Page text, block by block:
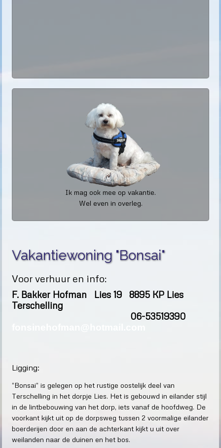
Ik mag ook mee op vakantie.
Wel even in overleg.
Vakantiewoning "Bonsai"
Voor verhuur en info:
F. Bakker Hofman Lies 19 8895 KP Lies
Terschelling
06-53519390
Ligging:
“Bonsai” is gelegen op het rustige oostelijk deel van
Terschelling in het dorpje Lies. Het is gebouwd in eilander stijl
in de lintbebouwing van het dorp, iets vanaf de hoofdweg. De
voorkant kijkt uit op de dorpsweg tussen 2 voormalige eilander
boerderijen door en aan de achterkant kijkt u uit over
weilanden naar de duinen en het bos.